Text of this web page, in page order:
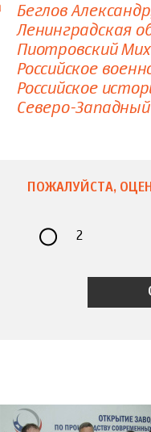
Беглов Александр
Ленинградская
Пиотровский
Российское
Российское
Северо-
ПОЖАЛУЙСТА,
2